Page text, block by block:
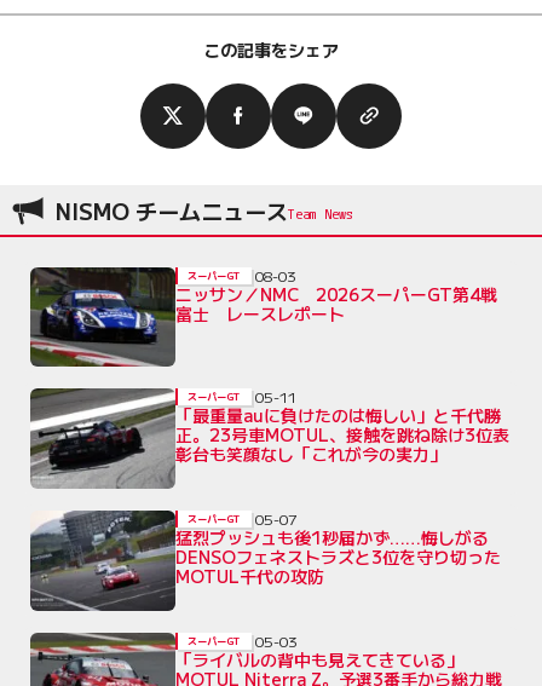
この記事をシェア
NISMO チームニュース
ニッサン／NMC 2026スーパーGT第4戦
富士 レースレポート
スーパーGT 08-03
「最重量auに負けたのは悔しい」と千代勝
正。23号車MOTUL、接触を跳ね除け3位表
彰台も笑顔なし「これが今の実力」
スーパーGT 05-11
猛烈プッシュも後1秒届かず……悔しがる
DENSOフェネストラズと3位を守り切った
MOTUL千代の攻防
スーパーGT 05-07
「ライバルの背中も見えてきている」
MOTUL Niterra Z。予選3番手から総力戦
スーパーGT 05-03